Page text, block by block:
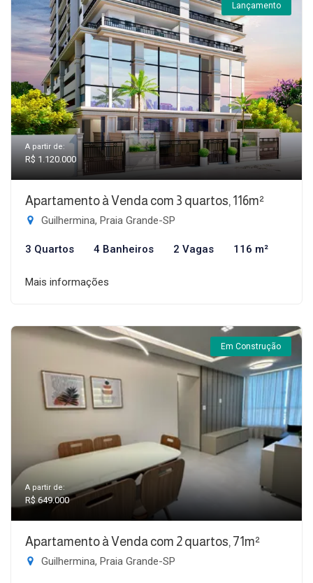
Lançamento
A partir de:
R$ 1.120.000
Apartamento à Venda com 3 quartos, 116m²
Guilhermina, Praia Grande-SP
3 Quartos 4 Banheiros 2 Vagas 116 m²
Mais informações
Em Construção
A partir de:
R$ 649.000
Apartamento à Venda com 2 quartos, 71m²
Guilhermina, Praia Grande-SP